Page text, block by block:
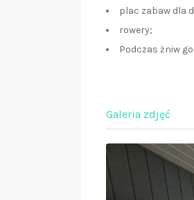
plac zabaw dla
rowery;
Podczas żniw
Galeria zdjęć